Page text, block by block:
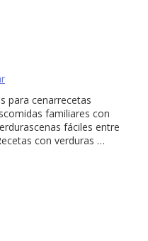
para cenarrecetas
familiares con
fáciles entre
con verduras …